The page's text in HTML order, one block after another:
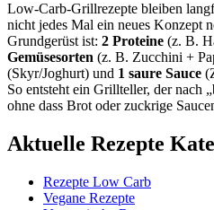
Low-Carb-Grillrezepte bleiben
nicht jedes Mal ein neues Konzept
Grundgerüst ist: 2 Proteine (z. B.
Gemüsesorten (z. B. Zucchini +
(Skyr/Joghurt) und 1 saure Sauce
So entsteht ein Grillteller, der nach
ohne dass Brot oder zuckrige
Aktuelle Rezepte
Rezepte Low Carb
Vegane Rezepte